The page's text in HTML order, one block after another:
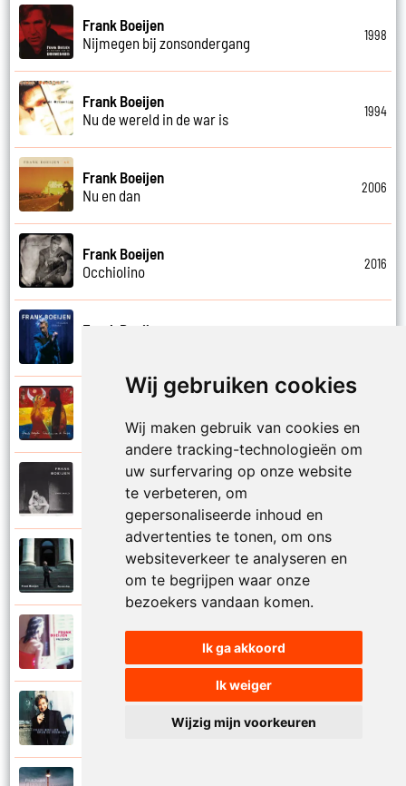
Wij gebruiken cookies
Wij maken gebruik van cookies en
andere tracking-technologieën om
uw surfervaring op onze website
te verbeteren, om
gepersonaliseerde inhoud en
advertenties te tonen, om ons
websiteverkeer te analyseren en
om te begrijpen waar onze
bezoekers vandaan komen.
Ik ga akkoord
Ik weiger
Wijzig mijn voorkeuren
Frank Boeijen
Nijmegen bij zonsondergang
1998
Frank Boeijen
Nu de wereld in de war is
1994
Frank Boeijen
Nu en dan
2006
Frank Boeijen
Occhiolino
2016
Frank Boeijen
Onder ons
Frank Boeijen
Onschuld
Frank Boeijen
Op een dag
Frank Boeijen
Open de poorten